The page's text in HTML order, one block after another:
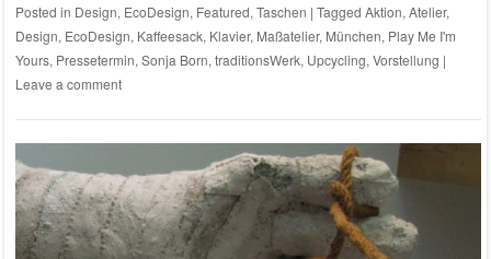
Posted in Design, EcoDesign, Featured, Taschen | Tagged Aktion, Atelier,
Design, EcoDesign, Kaffeesack, Klavier, Maßatelier, München, Play Me I'm
Yours, Pressetermin, Sonja Born, traditionsWerk, Upcycling, Vorstellung |
Leave a comment